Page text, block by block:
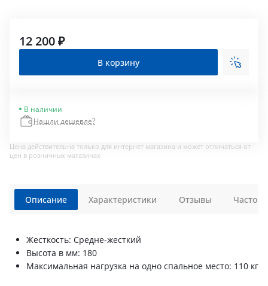
12 200 ₽
В корзину
В наличии
Нашли дешевле?
Цена действительна только для интернет магазина и может отличаться от
цен в розничных магазинах
Описание
Жесткость: Средне-жесткий
Высота в мм: 180
Максимальная нагрузка на одно спальное место: 110 кг
Характеристики Отзывы Часто